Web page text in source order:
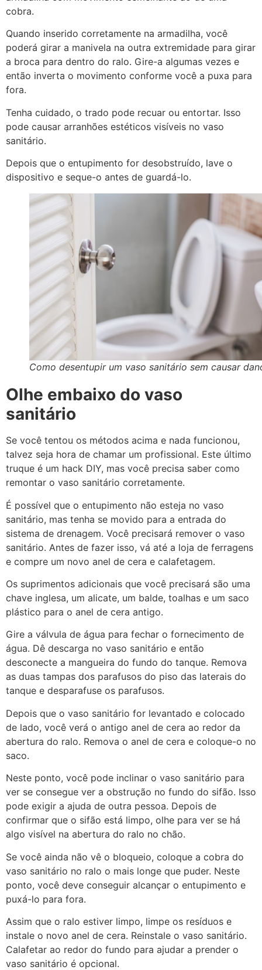
cobra.
Quando inserido corretamente na armadilha, você
poderá girar a manivela na outra extremidade para girar
a broca para dentro do ralo. Gire-a algumas vezes e
então inverta o movimento conforme você a puxa para
fora.
Tenha cuidado, o trado pode recuar ou entortar. Isso
pode causar arranhões estéticos visíveis no vaso
sanitário.
Depois que o entupimento for desobstruído, lave o
dispositivo e seque-o antes de guardá-lo.
Como desentupir um vaso sanitário sem causar
Olhe embaixo do vaso
sanitário
Se você tentou os métodos acima e nada funcionou,
talvez seja hora de chamar um profissional. Este último
truque é um hack DIY, mas você precisa saber como
remontar o vaso sanitário corretamente.
É possível que o entupimento não esteja no vaso
sanitário, mas tenha se movido para a entrada do
sistema de drenagem. Você precisará remover o vaso
sanitário. Antes de fazer isso, vá até a loja de ferragens
e compre um novo anel de cera e calafetagem.
Os suprimentos adicionais que você precisará são uma
chave inglesa, um alicate, um balde, toalhas e um saco
plástico para o anel de cera antigo.
Gire a válvula de água para fechar o fornecimento de
água. Dê descarga no vaso sanitário e então
desconecte a mangueira do fundo do tanque. Remova
as duas tampas dos parafusos do piso das laterais do
tanque e desparafuse os parafusos.
Depois que o vaso sanitário for levantado e colocado
de lado, você verá o antigo anel de cera ao redor da
abertura do ralo. Remova o anel de cera e coloque-o no
saco.
Neste ponto, você pode inclinar o vaso sanitário para
ver se consegue ver a obstrução no fundo do sifão. Isso
pode exigir a ajuda de outra pessoa. Depois de
confirmar que o sifão está limpo, olhe para ver se há
algo visível na abertura do ralo no chão.
Se você ainda não vê o bloqueio, coloque a cobra do
vaso sanitário no ralo o mais longe que puder. Neste
ponto, você deve conseguir alcançar o entupimento e
puxá-lo para fora.
Assim que o ralo estiver limpo, limpe os resíduos e
instale o novo anel de cera. Reinstale o vaso sanitário.
Calafetar ao redor do fundo para ajudar a prender o
vaso sanitário é opcional.